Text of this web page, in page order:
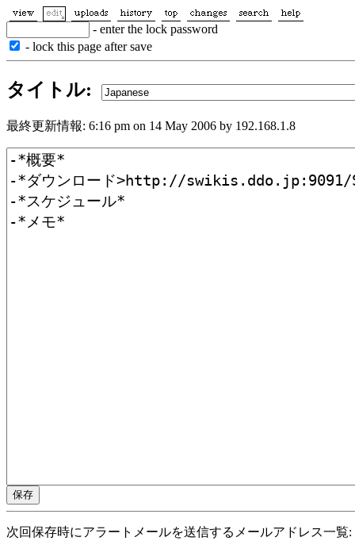
- enter the lock password
- lock this page after save
タイトル:
最終更新情報: 6:16 pm on 14 May 2006 by 192.168.1.8
次回保存時にアラートメールを送信するメールアドレス一覧: